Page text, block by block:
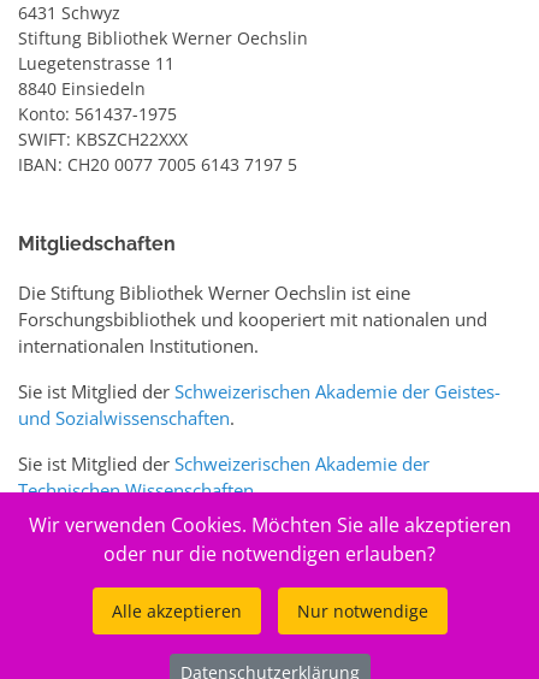
6431 Schwyz
Stiftung Bibliothek Werner Oechslin
Luegetenstrasse 11
8840 Einsiedeln
Konto: 561437-1975
SWIFT: KBSZCH22XXX
IBAN: CH20 0077 7005 6143 7197 5
Mitgliedschaften
Die Stiftung Bibliothek Werner Oechslin ist eine
Forschungsbibliothek und kooperiert mit nationalen und
internationalen Institutionen.
Sie ist Mitglied der Schweizerischen Akademie der Geistes-
und Sozialwissenschaften.
Sie ist Mitglied der Schweizerischen Akademie der
Technischen Wissenschaften.
Sie ist zudem Mitglied des Schweizer Portalswww.sciences-
Stiftung Bibliothek Werner Oechslin
Wir verwenden Cookies. Möchten Sie alle akzeptieren
oder nur die notwendigen erlauben?
Alle akzeptieren Nur notwendige
Datenschutzerklärung